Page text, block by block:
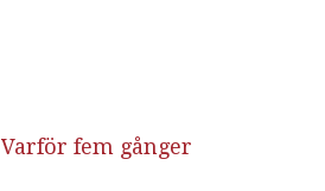
Varför fem gånger